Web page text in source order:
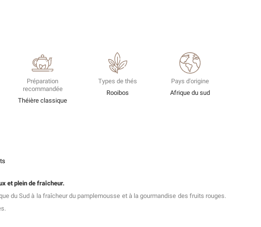
Préparation
recommandée
Théière classique
Types de thés
Rooibos
Pays d'origine
Afrique du sud
et plein de fraîcheur.
du Sud à la fraîcheur du pamplemousse et à la gourmandise des fruits rouges.